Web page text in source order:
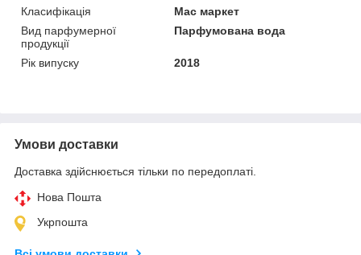
Класифікація
Мас маркет
Вид парфумерної
продукції
Парфумована вода
Рік випуску 2018
Умови доставки
Доставка здійснюється тільки по передоплаті.
Нова Пошта
Укрпошта